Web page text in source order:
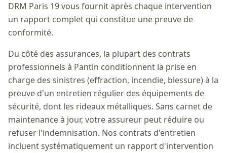
DRM Paris 19 vous fournit après chaque intervention
un rapport complet qui constitue une preuve de
conformité.
Du côté des assurances, la plupart des contrats
professionnels à Pantin conditionnent la prise en
charge des sinistres (effraction, incendie, blessure) à la
preuve d'un entretien régulier des équipements de
sécurité, dont les rideaux métalliques. Sans carnet de
maintenance à jour, votre assureur peut réduire ou
refuser l'indemnisation. Nos contrats d'entretien
incluent systématiquement un rapport d'intervention